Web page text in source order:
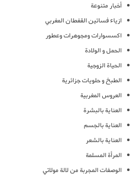
أخبار متنوعة
ازياء فساتين القفطان المغربي
اكسسوارات ومجوهرات وعطور
الحمل و الولادة
الحياة الزوجية
الطبخ و حلويات جزائرية
العروس المغربية
العناية بالبشرة
العناية بالجسم
العناية بالشعر
المرأة المسلمة
الوصفات المجربة من لالة مولاتي